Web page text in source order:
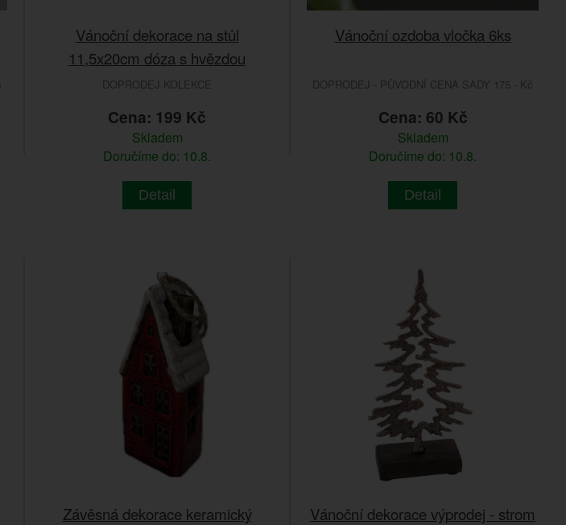
Vánoční dekorace na stůl
11,5x20cm dóza s hvězdou
DOPRODEJ KOLEKCE
Cena: 199 Kč
Skladem
Doručíme do: 10.8.
Detail
Vánoční ozdoba vločka 6ks
DOPRODEJ - PŮVODNÍ CENA SADY 175.- Kč
Cena: 60 Kč
Skladem
Doručíme do: 10.8.
Detail
Závěsná dekorace keramický
Vánoční dekorace výprodej - strom